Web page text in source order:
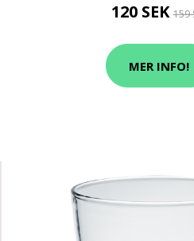
120 SEK159
MER INFO!